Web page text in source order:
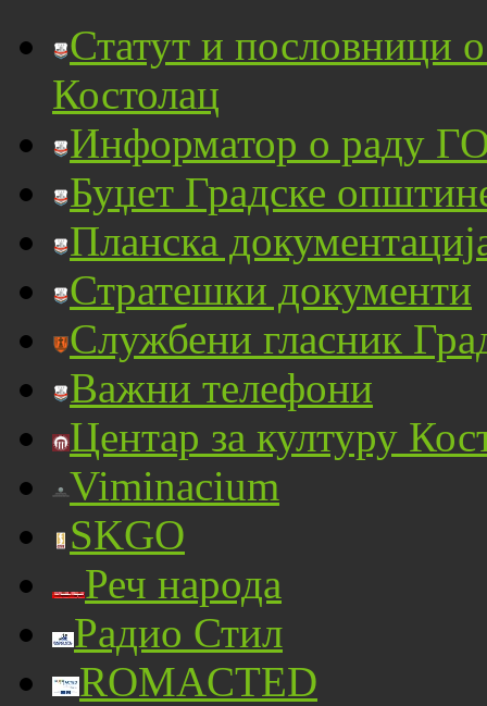
Статут и пословници
Костолац
Информатор о раду
Буџет Градске
Планска
Стратешки документи
Службени гласник
Важни телефони
Центар за културу
Viminacium
SKGO
Реч народа
Радио Стил
ROMACTED